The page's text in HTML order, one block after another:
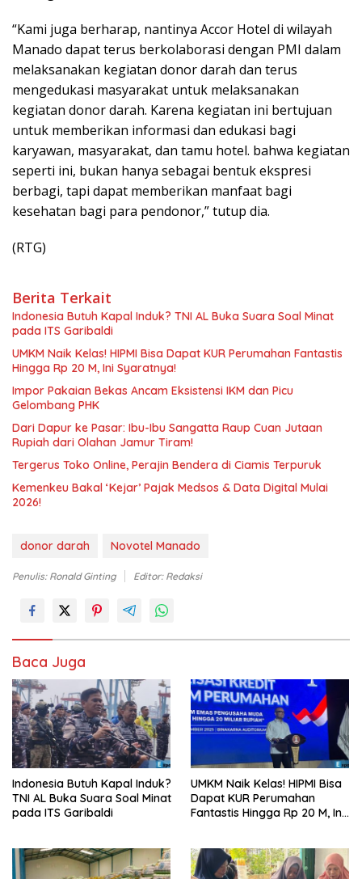
“Kami juga berharap, nantinya Accor Hotel di wilayah
Manado dapat terus berkolaborasi dengan PMI dalam
melaksanakan kegiatan donor darah dan terus
mengedukasi masyarakat untuk melaksanakan
kegiatan donor darah. Karena kegiatan ini bertujuan
untuk memberikan informasi dan edukasi bagi
karyawan, masyarakat, dan tamu hotel. bahwa kegiatan
seperti ini, bukan hanya sebagai bentuk ekspresi
berbagi, tapi dapat memberikan manfaat bagi
kesehatan bagi para pendonor,” tutup dia.
(RTG)
Berita Terkait
Indonesia Butuh Kapal Induk? TNI AL Buka Suara Soal Minat
pada ITS Garibaldi
UMKM Naik Kelas! HIPMI Bisa Dapat KUR Perumahan Fantastis
Hingga Rp 20 M, Ini Syaratnya!
Impor Pakaian Bekas Ancam Eksistensi IKM dan Picu
Gelombang PHK
Dari Dapur ke Pasar: Ibu-Ibu Sangatta Raup Cuan Jutaan
Rupiah dari Olahan Jamur Tiram!
Tergerus Toko Online, Perajin Bendera di Ciamis Terpuruk
Kemenkeu Bakal ‘Kejar’ Pajak Medsos & Data Digital Mulai
2026!
donor darah Novotel Manado
Penulis: Ronald Ginting Editor: Redaksi
Baca Juga
Indonesia Butuh Kapal Induk?
TNI AL Buka Suara Soal Minat
pada ITS Garibaldi
UMKM Naik Kelas! HIPMI Bisa
Dapat KUR Perumahan
Fantastis Hingga Rp 20 M, Ini